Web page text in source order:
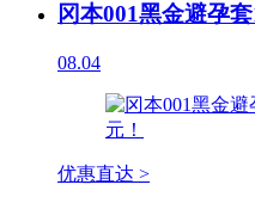
冈本001黑金避孕
08.04
优惠直达 >